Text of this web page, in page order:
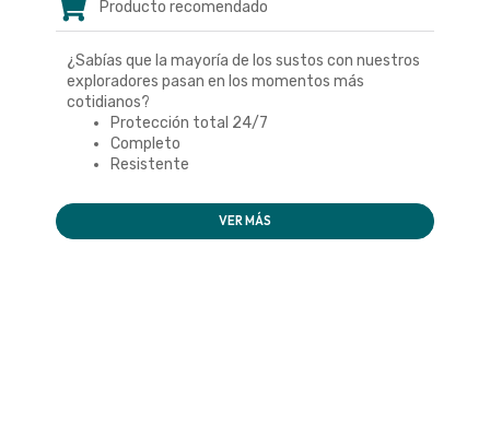
Producto recomendado
¿Sabías que la mayoría de los sustos con nuestros
exploradores pasan en los momentos más
cotidianos?
Protección total 24/7
Completo
Resistente
VER MÁS